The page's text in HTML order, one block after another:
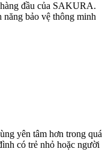
đầu của SAKURA.
bảo vệ thông minh
yên tâm hơn trong quá
có trẻ nhỏ hoặc người